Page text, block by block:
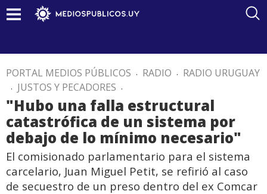
PORTAL MEDIOS PÚBLICOS . RADIO . RADIO URUGUAY
. JUSTOS Y PECADORES .
"Hubo una falla estructural
catastrófica de un sistema por
debajo de lo mínimo necesario"
El comisionado parlamentario para el sistema
carcelario, Juan Miguel Petit, se refirió al caso
de secuestro de un preso dentro del ex Comcar